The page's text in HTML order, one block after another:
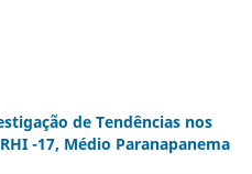
de Tendências nos
-17, Médio Paranapanema